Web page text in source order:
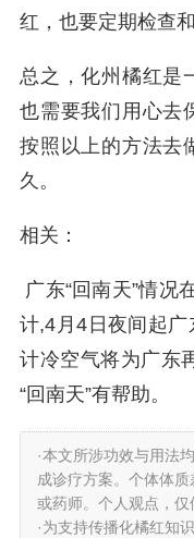
红，也要定期检查
总之，化州橘红是
也需要我们用心去
按照以上的方法去
久。
相关：
广东“回南天”情况
计,4月4日夜间起
计冷空气将为广东
“回南天”有帮助。
·本文所涉功效与用法
成诊疗方案。个体体
或药师。个人观点，仅
·为支持传播化橘红知